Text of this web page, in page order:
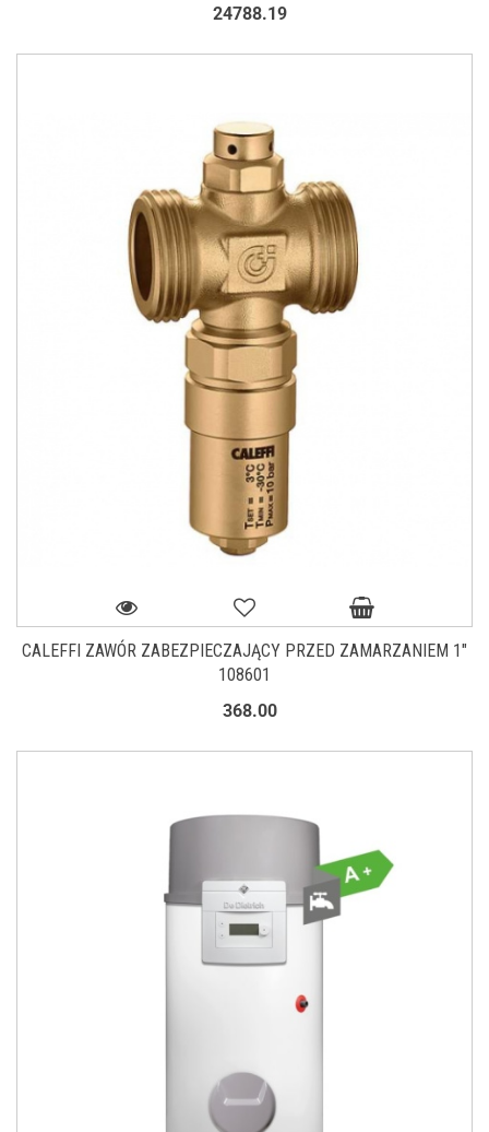
24788.19
CALEFFI ZAWÓR ZABEZPIECZAJĄCY PRZED ZAMARZANIEM 1"
108601
368.00